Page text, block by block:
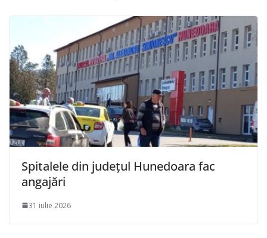
Spitalele din județul Hunedoara fac
angajări
31 iulie 2026